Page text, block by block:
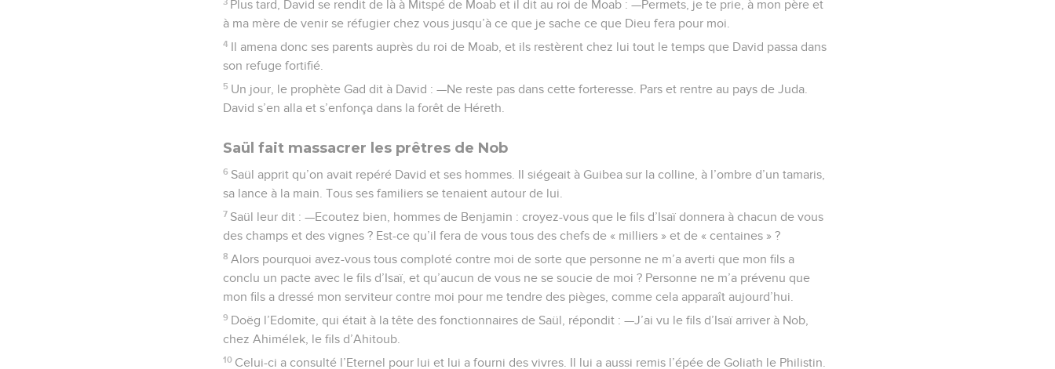
Plus tard, David se rendit de là à Mitspé de Moab et il dit au roi de Moab : —Permets, je te prie, à mon père et
à ma mère de venir se réfugier chez vous jusqu’à ce que je sache ce que Dieu fera pour moi.
4 Il amena donc ses parents auprès du roi de Moab, et ils restèrent chez lui tout le temps que David passa dans
son refuge fortifié.
5 Un jour, le prophète Gad dit à David : —Ne reste pas dans cette forteresse. Pars et rentre au pays de Juda.
David s’en alla et s’enfonça dans la forêt de Héreth.
Saül fait massacrer les prêtres de Nob
6 Saül apprit qu’on avait repéré David et ses hommes. Il siégeait à Guibea sur la colline, à l’ombre d’un tamaris,
sa lance à la main. Tous ses familiers se tenaient autour de lui.
7 Saül leur dit : —Ecoutez bien, hommes de Benjamin : croyez-vous que le fils d’Isaï donnera à chacun de vous
des champs et des vignes ? Est-ce qu’il fera de vous tous des chefs de « milliers » et de « centaines » ?
8 Alors pourquoi avez-vous tous comploté contre moi de sorte que personne ne m’a averti que mon fils a
conclu un pacte avec le fils d’Isaï, et qu’aucun de vous ne se soucie de moi ? Personne ne m’a prévenu que
mon fils a dressé mon serviteur contre moi pour me tendre des pièges, comme cela apparaît aujourd’hui.
9 Doëg l’Edomite, qui était à la tête des fonctionnaires de Saül, répondit : —J’ai vu le fils d’Isaï arriver à Nob,
chez Ahimélek, le fils d’Ahitoub.
10 Celui-ci a consulté l’Eternel pour lui et lui a fourni des vivres. Il lui a aussi remis l’épée de Goliath le Philistin.